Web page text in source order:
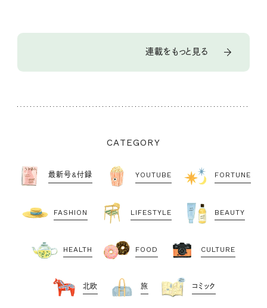
連載をもっと見る
CATEGORY
最新号&付録 YOUTUBE FORTUNE
FASHION LIFESTYLE BEAUTY
HEALTH FOOD CULTURE
北欧 旅 コミック